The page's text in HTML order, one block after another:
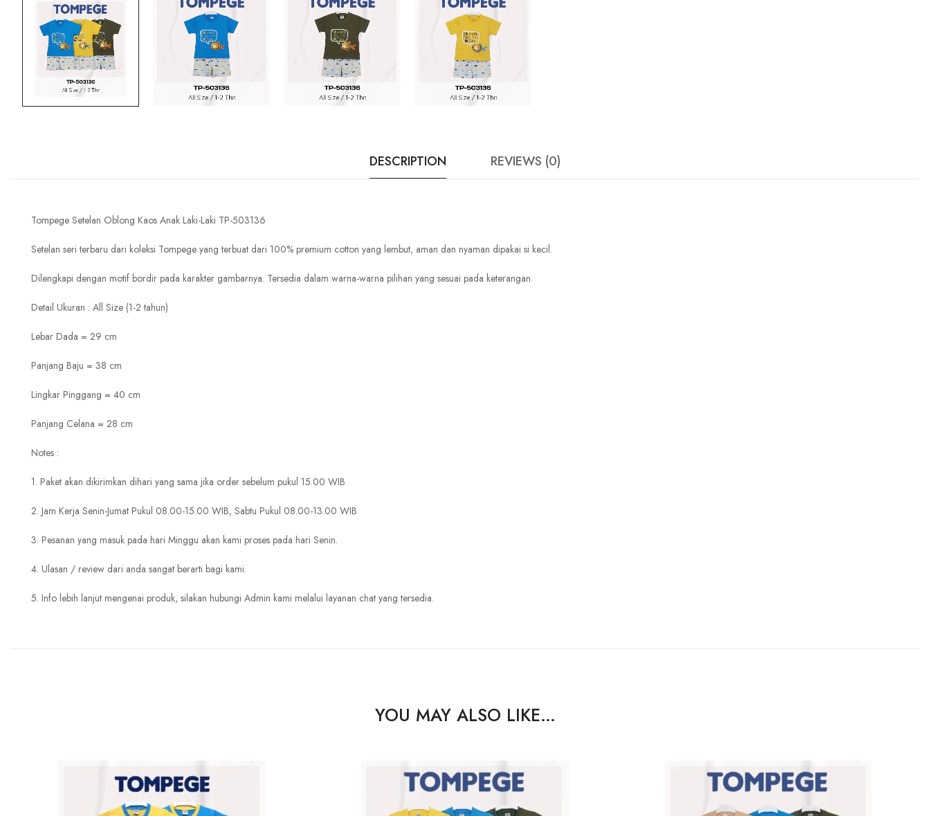
DESCRIPTION REVIEWS (0)
Tompege Setelan Oblong Kaos Anak Laki-Laki TP-503136
Setelan seri terbaru dari koleksi Tompege yang terbuat dari 100% premium cotton yang lembut, aman dan nyaman dipakai si kecil.
Dilengkapi dengan motif bordir pada karakter gambarnya. Tersedia dalam warna-warna pilihan yang sesuai pada keterangan.
Detail Ukuran : All Size (1-2 tahun)
Lebar Dada = 29 cm
Panjang Baju = 38 cm
Lingkar Pinggang = 40 cm
Panjang Celana = 28 cm
Notes :
1. Paket akan dikirimkan dihari yang sama jika order sebelum pukul 15.00 WIB
2. Jam Kerja Senin-Jumat Pukul 08.00-15.00 WIB, Sabtu Pukul 08.00-13.00 WIB
3. Pesanan yang masuk pada hari Minggu akan kami proses pada hari Senin.
4. Ulasan / review dari anda sangat berarti bagi kami.
5. Info lebih lanjut mengenai produk, silakan hubungi Admin kami melalui layanan chat yang tersedia.
YOU MAY ALSO LIKE…